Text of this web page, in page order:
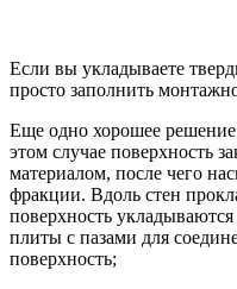
Если вы укладываете
просто заполнить
Еще одно хорошее
этом случае поверхность
материалом, после чего
фракции. Вдоль стен
поверхность
плиты с пазами для
поверхность;